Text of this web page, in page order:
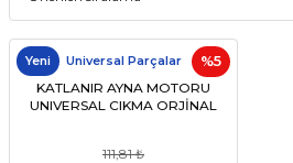
%5
Yeni Universal Parçalar
KATLANIR AYNA MOTORU
UNIVERSAL CIKMA ORJİNAL
111,81 ₺